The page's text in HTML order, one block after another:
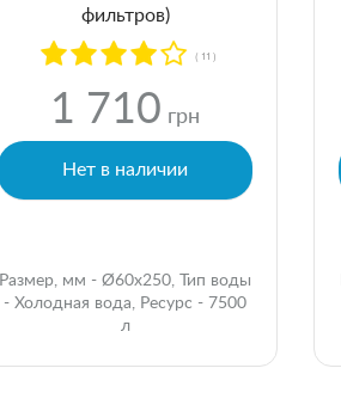
фильтров)
( 11 )
1 710 грн
Нет в наличии
Размер, мм - Ø60x250, Тип воды
- Холодная вода, Ресурс - 7500
л